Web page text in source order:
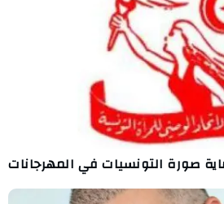
صورة التونسيات في المهرجانات